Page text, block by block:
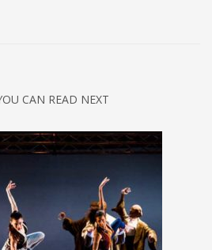
CAN READ NEXT